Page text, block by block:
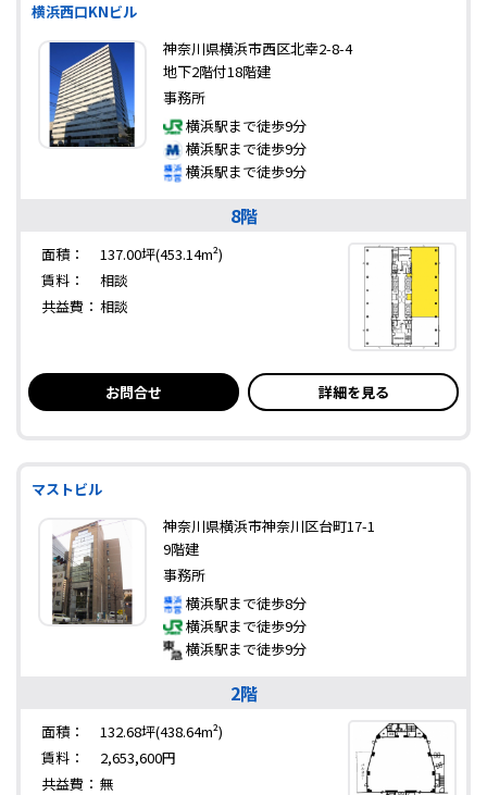
横浜西口KNビル
神奈川県横浜市西区北幸2-8-4
地下2階付18階建
事務所
横浜駅まで徒歩9分
横浜駅まで徒歩9分
横浜駅まで徒歩9分
8階
面積：
137.00坪(453.14m²)
賃料：
相談
共益費： 相談
お問合せ 詳細を見る
マストビル
神奈川県横浜市神奈川区台町17-1
9階建
事務所
横浜駅まで徒歩8分
横浜駅まで徒歩9分
横浜駅まで徒歩9分
2階
面積：
132.68坪(438.64m²)
賃料：
2,653,600円
共益費： 無